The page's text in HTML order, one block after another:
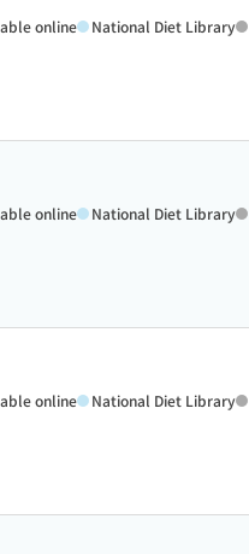
online National Diet Library
online National Diet Library
online National Diet Library